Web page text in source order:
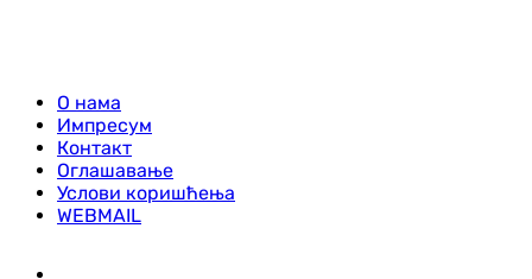
О нама
Импресум
Контакт
Оглашавање
Услови коришћења
WEBMAIL